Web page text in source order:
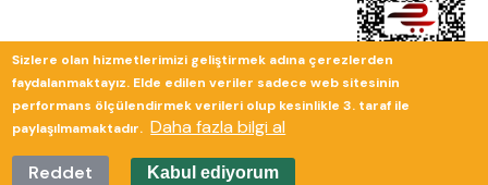
Sizlere olan hizmetlerimizi geliştirmek adına çerezlerden
faydalanmaktayız. Elde edilen veriler sadece web sitesinin
performans ölçülendirmek verileri olup kesinlikle 3. taraf ile
paylaşılmamaktadır. Daha fazla bilgi al
Reddet
Kabul ediyorum